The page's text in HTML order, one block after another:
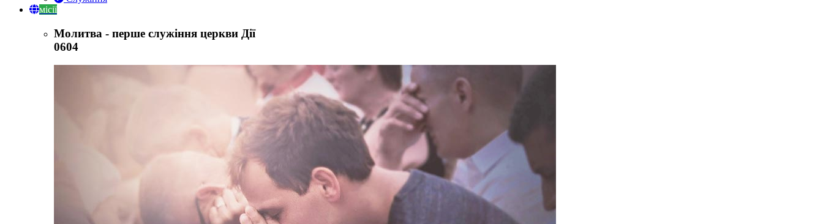
місії
Молитва - перше служіння церкви Дії
0604